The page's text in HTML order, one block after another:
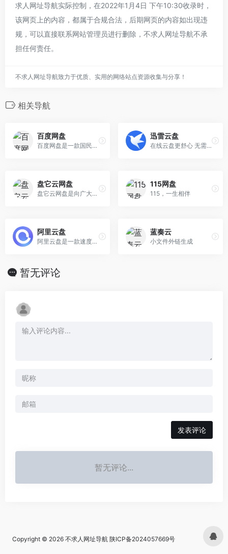
求人网址导航实际控制，在2022年1月4日 下午10:30收录时，
该网页上的内容，都属于合规合法，后期网页的内容如出现违
规，可以直接联系网站管理员进行删除，不求人网址导航不承
担任何责任。
不求人网址导航致力于优质、实用的网络站点资源收集与分享！
相关导航
百度网盘
百度网盘是一款国民级产品
迅雷云盘
在线云盘更舒心 无需下载
盘它云网盘
盘它云网盘是向广大用户提供上传空间和技术的信息存储空间服务平台。
115网盘
115，一生相伴
阿里云盘
阿里云盘是一款速度快的个人网盘
蓝奏云
小文件外链生成
暂无评论
发表评论
暂无评论...
Copyright © 2026 不求人网址导航 陕ICP备2024057669号